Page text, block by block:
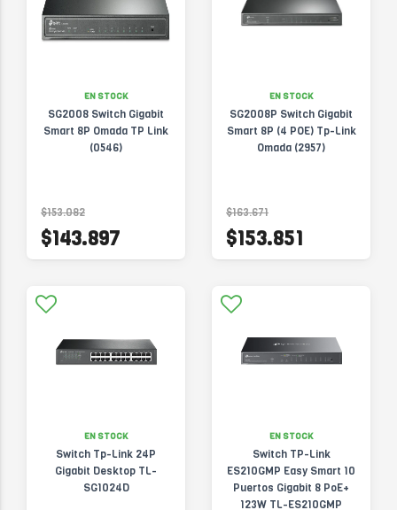
EN STOCK
SG2008 Switch Gigabit
Smart 8P Omada TP Link
(0546)
$153.082
$143.897
EN STOCK
SG2008P Switch Gigabit
Smart 8P (4 POE) Tp-Link
Omada (2957)
$163.671
$153.851
EN STOCK
Switch Tp-Link 24P
Gigabit Desktop TL-
SG1024D
EN STOCK
Switch TP-Link
ES210GMP Easy Smart 10
Puertos Gigabit 8 PoE+
123W TL-ES210GMP